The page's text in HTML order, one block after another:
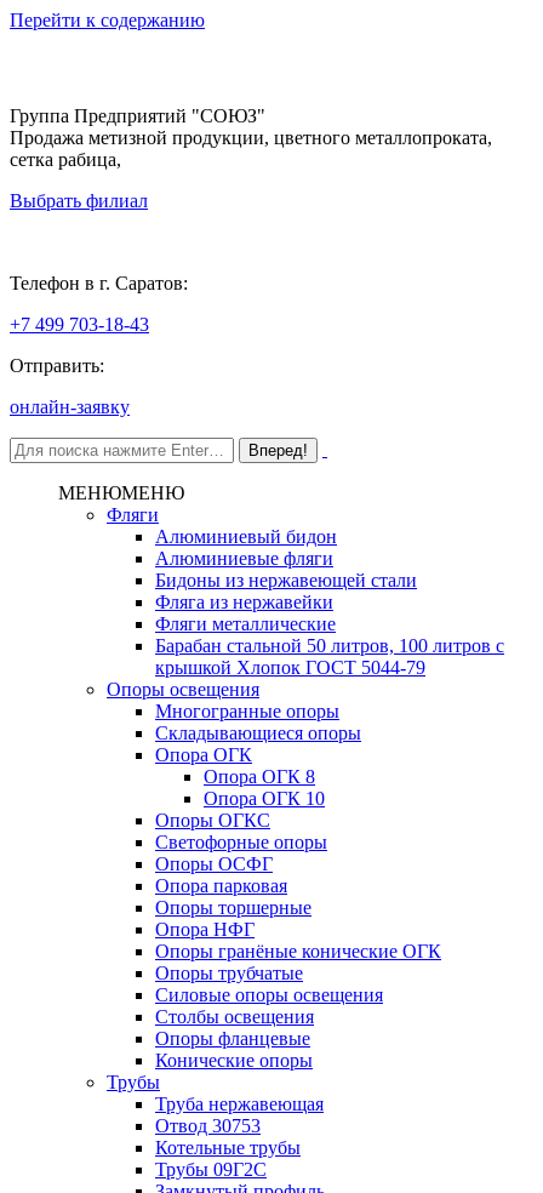
Перейти к содержанию
Группа Предприятий "СОЮЗ"
Продажа метизной продукции, цветного металлопроката,
сетка рабица,
Выбрать филиал
Телефон в г. Саратов:
+7 499 703-18-43
Отправить:
онлайн-заявку
МЕНЮМЕНЮ
Фляги
Алюминиевый бидон
Алюминиевые фляги
Бидоны из нержавеющей стали
Фляга из нержавейки
Фляги металлические
Барабан стальной 50 литров, 100 литров с
крышкой Хлопок ГОСТ 5044-79
Опоры освещения
Многогранные опоры
Складывающиеся опоры
Опора ОГК
Опора ОГК 8
Опора ОГК 10
Опоры ОГКС
Светофорные опоры
Опоры ОСФГ
Опора парковая
Опоры торшерные
Опора НФГ
Опоры гранёные конические ОГК
Опоры трубчатые
Силовые опоры освещения
Столбы освещения
Опоры фланцевые
Конические опоры
Трубы
Труба нержавеющая
Отвод 30753
Котельные трубы
Трубы 09Г2С